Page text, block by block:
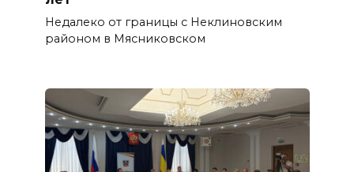
Недалеко от границы с Неклиновским
районом в Мясниковском